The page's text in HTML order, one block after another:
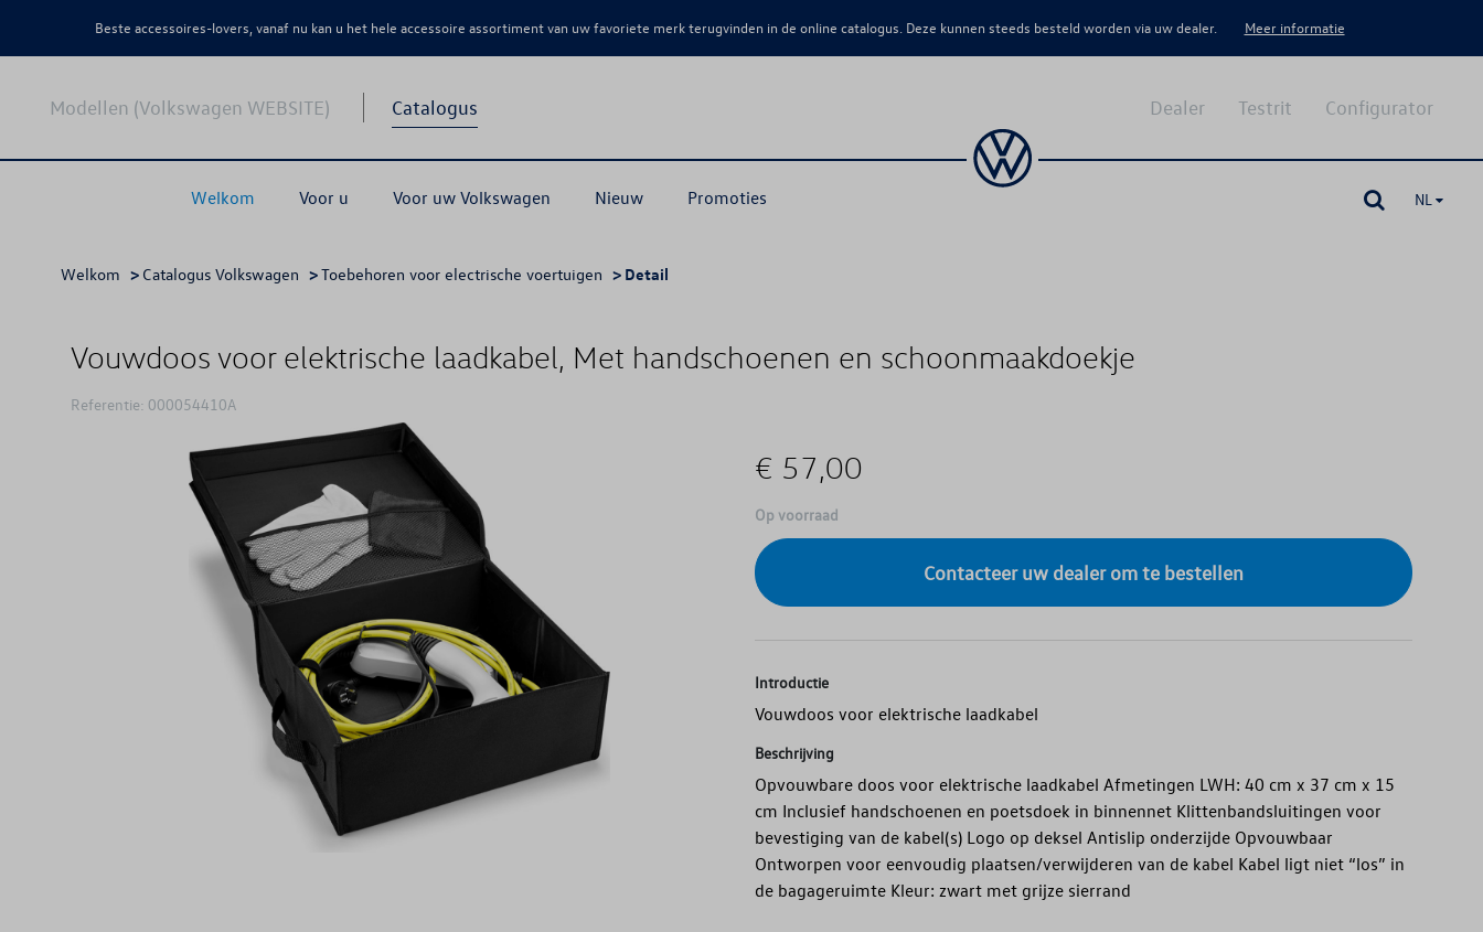
Beste accessoires-lovers, vanaf nu kan u het hele accessoire assortiment van uw favoriete merk terugvinden in de online catalogus. Deze kunnen steeds besteld worden via uw dealer. Meer informatie
Modellen (Volkswagen WEBSITE) Catalogus
Welkom Voor u Voor uw Volkswagen Nieuw Promoties
Configurator
Testrit
Dealer
NL
Welkom > Catalogus Volkswagen >Toebehoren voor electrische voertuigen > Detail
Vouwdoos voor elektrische laadkabel, Met handschoenen en schoonmaakdoekje
Referentie: 000054410A
€ 57,00
Op voorraad
Contacteer uw dealer om te bestellen
Introductie
Vouwdoos voor elektrische laadkabel
Beschrijving
Opvouwbare doos voor elektrische laadkabel Afmetingen LWH: 40 cm x 37 cm x 15
cm Inclusief handschoenen en poetsdoek in binnennet Klittenbandsluitingen voor
bevestiging van de kabel(s) Logo op deksel Antislip onderzijde Opvouwbaar
Ontworpen voor eenvoudig plaatsen/verwijderen van de kabel Kabel ligt niet “los” in
de bagageruimte Kleur: zwart met grijze sierrand